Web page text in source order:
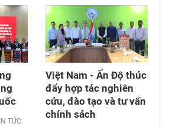
cán bộ, chiến sĩ tham gia
tại đây.
TỨC
Việt Nam - Ấn Độ thúc
đẩy hợp tác nghiên
cứu, đào tạo và tư vấn
chính sách